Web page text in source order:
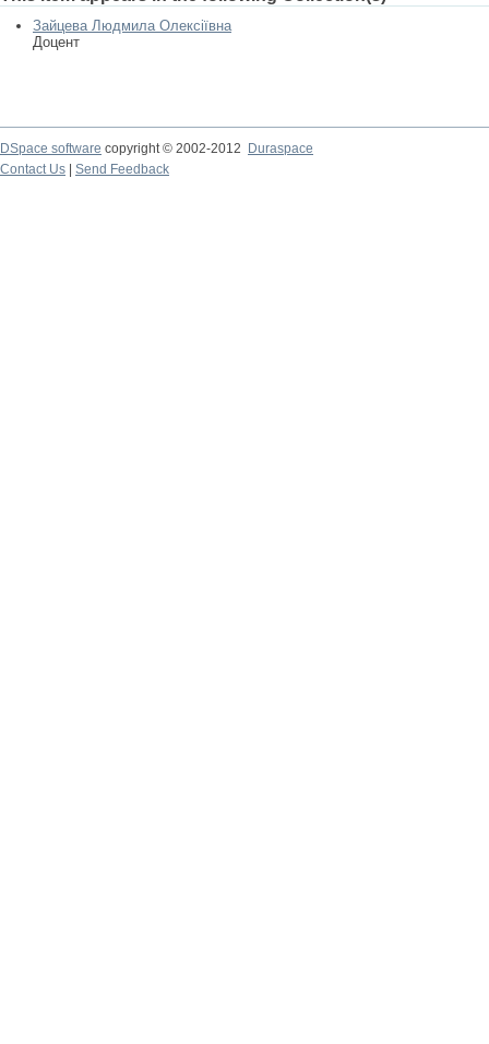
Зайцева Людмила Олексіївна
Доцент
DSpace software copyright © 2002-2012
Duraspace
Contact Us
Send Feedback